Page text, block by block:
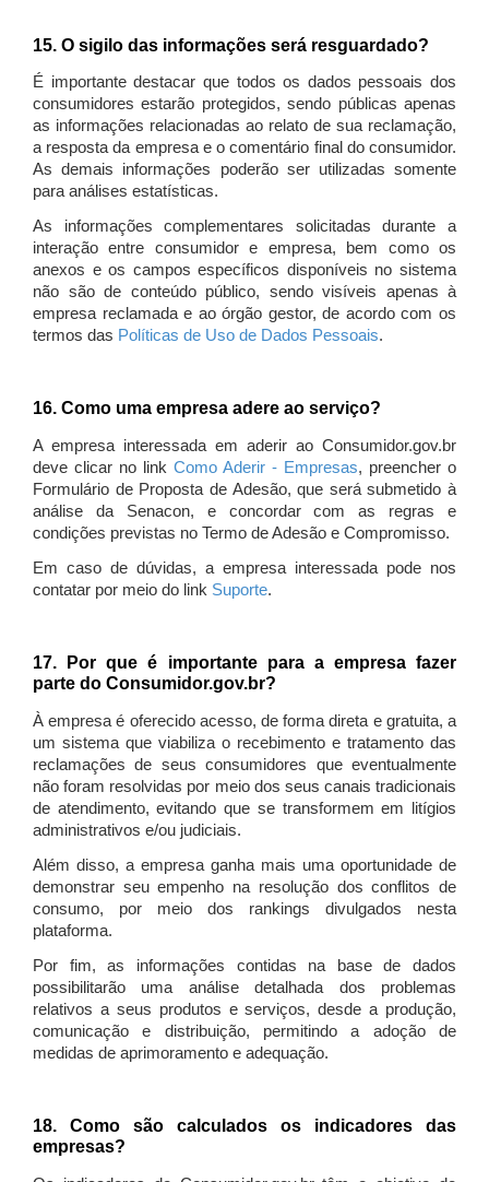
15. O sigilo das informações será resguardado?
É importante destacar que todos os dados pessoais dos
consumidores estarão protegidos, sendo públicas apenas
as informações relacionadas ao relato de sua reclamação,
a resposta da empresa e o comentário final do consumidor.
As demais informações poderão ser utilizadas somente
para análises estatísticas.
As informações complementares solicitadas durante a
interação entre consumidor e empresa, bem como os
anexos e os campos específicos disponíveis no sistema
não são de conteúdo público, sendo visíveis apenas à
empresa reclamada e ao órgão gestor, de acordo com os
termos das Políticas de Uso de Dados Pessoais.
16. Como uma empresa adere ao serviço?
A empresa interessada em aderir ao Consumidor.gov.br
deve clicar no link Como Aderir - Empresas, preencher o
Formulário de Proposta de Adesão, que será submetido à
análise da Senacon, e concordar com as regras e
condições previstas no Termo de Adesão e Compromisso.
Em caso de dúvidas, a empresa interessada pode nos
contatar por meio do link Suporte.
17. Por que é importante para a empresa fazer
parte do Consumidor.gov.br?
À empresa é oferecido acesso, de forma direta e gratuita, a
um sistema que viabiliza o recebimento e tratamento das
reclamações de seus consumidores que eventualmente
não foram resolvidas por meio dos seus canais tradicionais
de atendimento, evitando que se transformem em litígios
administrativos e/ou judiciais.
Além disso, a empresa ganha mais uma oportunidade de
demonstrar seu empenho na resolução dos conflitos de
consumo, por meio dos rankings divulgados nesta
plataforma.
Por fim, as informações contidas na base de dados
possibilitarão uma análise detalhada dos problemas
relativos a seus produtos e serviços, desde a produção,
comunicação e distribuição, permitindo a adoção de
medidas de aprimoramento e adequação.
18. Como são calculados os indicadores das
empresas?